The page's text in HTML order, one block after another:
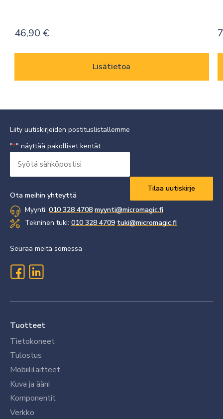
46,90 €
Lisätietoa
Liity uutiskirjeiden postituslistallemme
"*" näyttää pakolliset kentät
sähköpostisi
Ota meihin yhteyttä
Myynti: 010 328 4708 myynti@micromagic.fi
Tekninen tuki: 010 328 4709 tuki@micromagic.fi
Seuraa meitä somessa
Tuotteet
Tietokoneet
Tulostus
Mobiililaitteet
Kuva ja ääni
Komponentit
Verkko